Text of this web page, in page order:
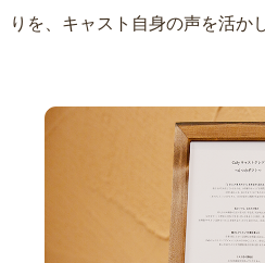
りを、キャスト自身の声を活か